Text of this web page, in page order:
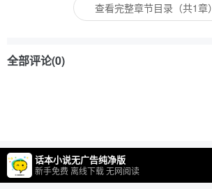
查看完整章节目录（共1章）
全部评论(0)
话本小说无广告纯净版
新手免费 离线下载 无网阅读